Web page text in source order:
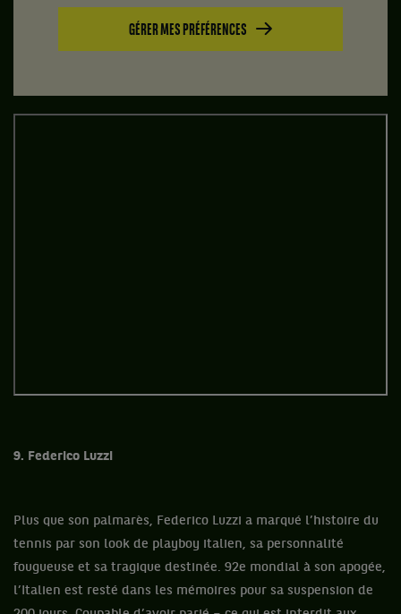
GÉRER MES PRÉFÉRENCES
9. Federico Luzzi
Plus que son palmarès, Federico Luzzi a marqué l’histoire du
tennis par son look de playboy italien, sa personnalité
fougueuse et sa tragique destinée. 92e mondial à son apogée,
l’Italien est resté dans les mémoires pour sa suspension de